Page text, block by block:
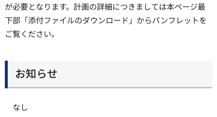
が必要となります。計画の詳細につきましては本ページ最
下部「添付ファイルのダウンロード」からパンフレットを
ご覧ください。
お知らせ
なし